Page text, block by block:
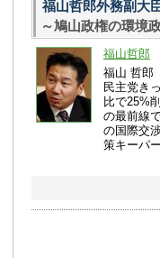
福山哲郎外務副大
～鳩山政権の環境
福山哲郎
福山 哲郎
民主党き
比で25%
の最前線
の国際交
策キーパ